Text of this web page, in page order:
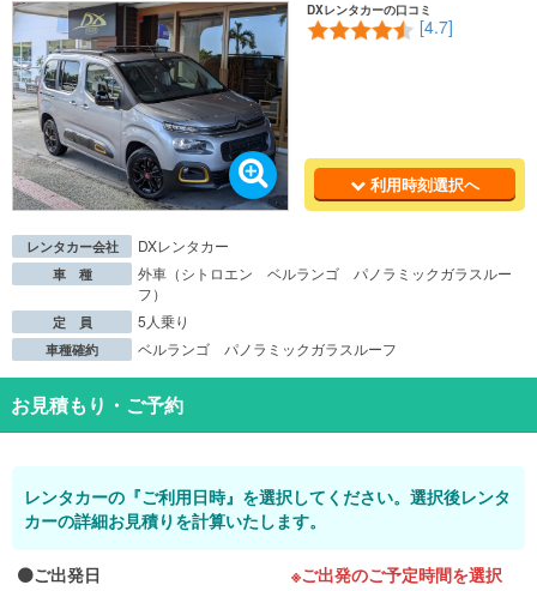
DXレンタカーの口コミ
[4.7]
利用時刻選択へ
レンタカー会社 DXレンタカー
車 種
外車（シトロエン ベルランゴ パノラミックガラスルー
フ）
定 員 5人乗り
車種確約 ベルランゴ パノラミックガラスルーフ
お見積もり・ご予約
レンタカーの『ご利用日時』を選択してください。選択後レンタ
カーの詳細お見積りを計算いたします。
ご出発日 ※ご出発のご予定時間を選択